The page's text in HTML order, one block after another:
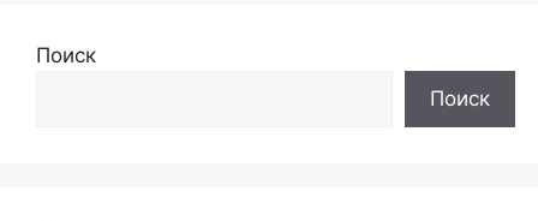
Поиск
Поиск